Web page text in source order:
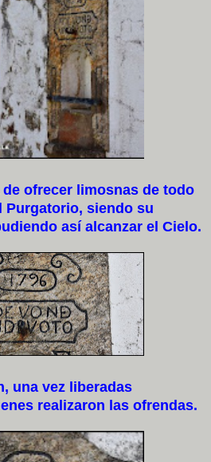
ofrecer limosnas de todo
Purgatorio, siendo su
así alcanzar el Cielo.
una vez liberadas
realizaron las ofrendas.